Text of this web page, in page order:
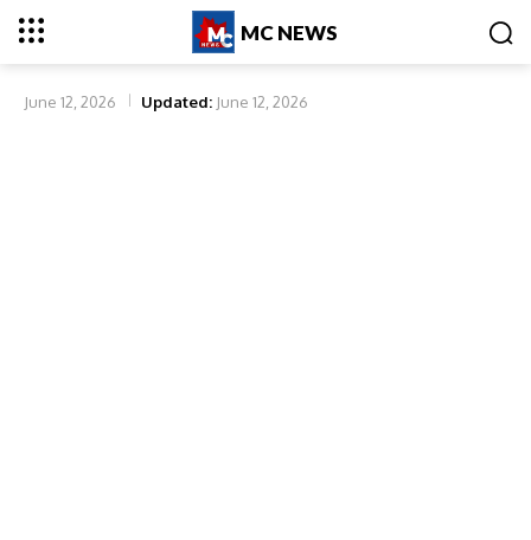
MC NEWS
June 12, 2026 Updated: June 12, 2026